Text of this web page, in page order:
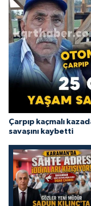
Çarpıp kaçmalı
savaşını kaybetti